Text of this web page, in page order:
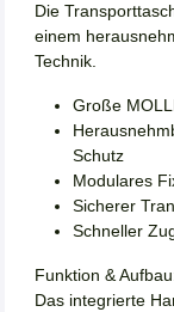
Die
einem
Technik.
Große
Schutz
Modulares
Sicherer
Schneller
Funktion &
Das integrierte